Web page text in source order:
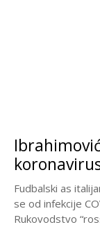
Fudbalski as
se od infekcije
Rukovodstvo